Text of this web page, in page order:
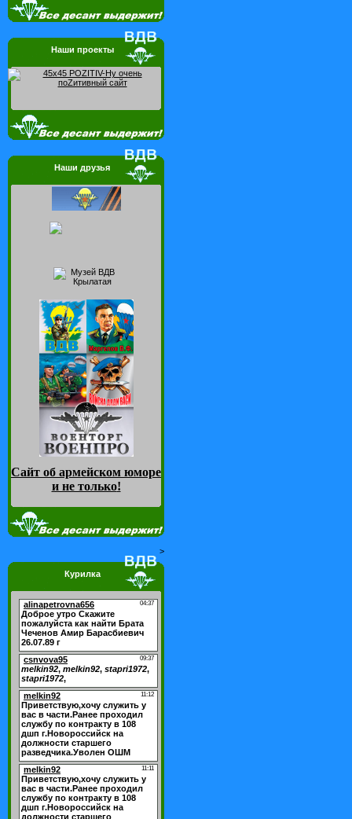
Наши проекты
Наши друзья
Сайт об армейском юморе
и не только!
>
Курилка